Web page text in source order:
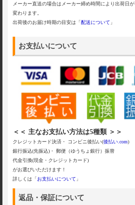
メーカー直送の場合はメーカー締め時間により出荷日が
変わります。
出荷後のお届け時期の目安は「配送について 」
お支払いについて
＜＜ 主なお支払い方法は5種類 ＞＞
クレジットカード決済・ コンビニ後払い(後払い.com)
銀行振込(先振込)・ 郵便（ゆうちょ銀行）振替
代金引換(現金・クレジットカード)
がお選びいただけます！
詳しくは「お支払いについて 」
返品・保証について